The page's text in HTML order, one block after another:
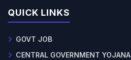
QUICK LINKS
GOVT JOB
CENTRAL GOVERNMENT YOJANA